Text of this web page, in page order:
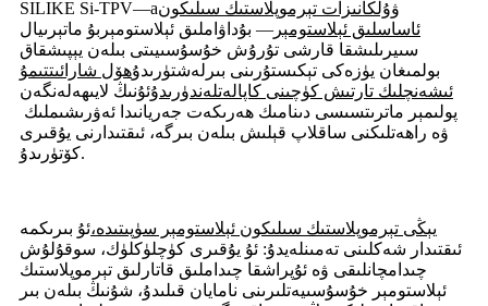
SILIKE Si-TPV—aۋۇلكانىزات تېرموپلاستىك سىلىكون
ئاساسلىق ئېلاستومېر — بۇداۋاملىق ئېلاستومېر بۇ ماتېرىيال
سىيرىلىشقا قارشى تۇرۇش خۇسۇسىيىتى بىلەن يېپىشقاق
بولمىغان يۈزەكى تېكىستۇرىنى بىرلەشتۈرىدۇھۆل شارائىتتىمۇ
ئىشەنچلىك تارتىش كۈچىنى كاپالەتلەندۈرىدۇئۇنىڭ لايىھەلەنگەن
پولىمېر ماترىتسىسى دىنامىك ھەرىكەت جەريانىدا ئەۋرىشىملىك ​​
ۋە راھەتلىكنى ساقلاپ قېلىش بىلەن بىرگە، ئىقتىدارنى يۇقىرى
كۆتۈرىدۇ.
يېڭى تېرموپلاستىك سىلىكون ئېلاستومېر سۈپىتىدە،ئۇ بىرىكمە
ئىقتىدار شەكلىنى تەمىنلەيدۇ: ئۇ يۇقىرى كۈچلۈكلۈك، سوقۇلۇش
چىدامچانلىقى ۋە ئۇپراشقا چىداملىق قاتارلىق تېرموپلاستىك
ئېلاستومېر خۇسۇسىيەتلىرىنى نامايان قىلىدۇ، شۇنىڭ بىلەن بىر